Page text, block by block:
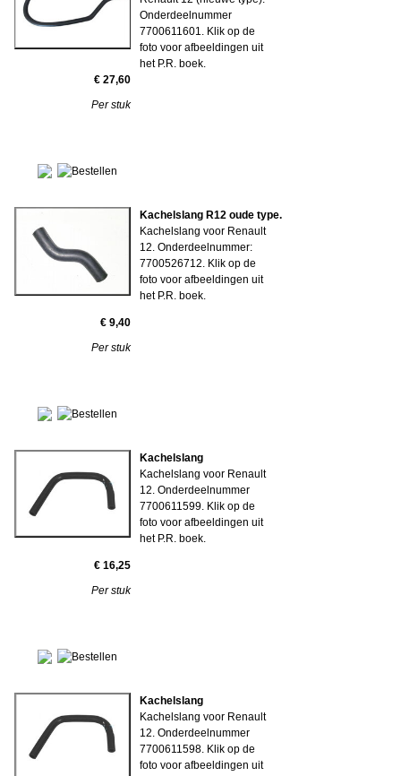
Onderdeelnummer
7700611601. Klik op de
foto voor afbeeldingen uit
het P.R. boek.
€ 27,60
Per stuk
Kachelslang R12 oude type.
Kachelslang voor Renault
12. Onderdeelnummer:
7700526712. Klik op de
foto voor afbeeldingen uit
het P.R. boek.
€ 9,40
Per stuk
Kachelslang
Kachelslang voor Renault
12. Onderdeelnummer
7700611599. Klik op de
foto voor afbeeldingen uit
het P.R. boek.
€ 16,25
Per stuk
Kachelslang
Kachelslang voor Renault
12. Onderdeelnummer
7700611598. Klik op de
foto voor afbeeldingen uit